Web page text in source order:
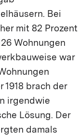
Bei
mit 82 Prozent
Wohnungen
war
1918 brach der
irgendwie
Lösung. Der
damals